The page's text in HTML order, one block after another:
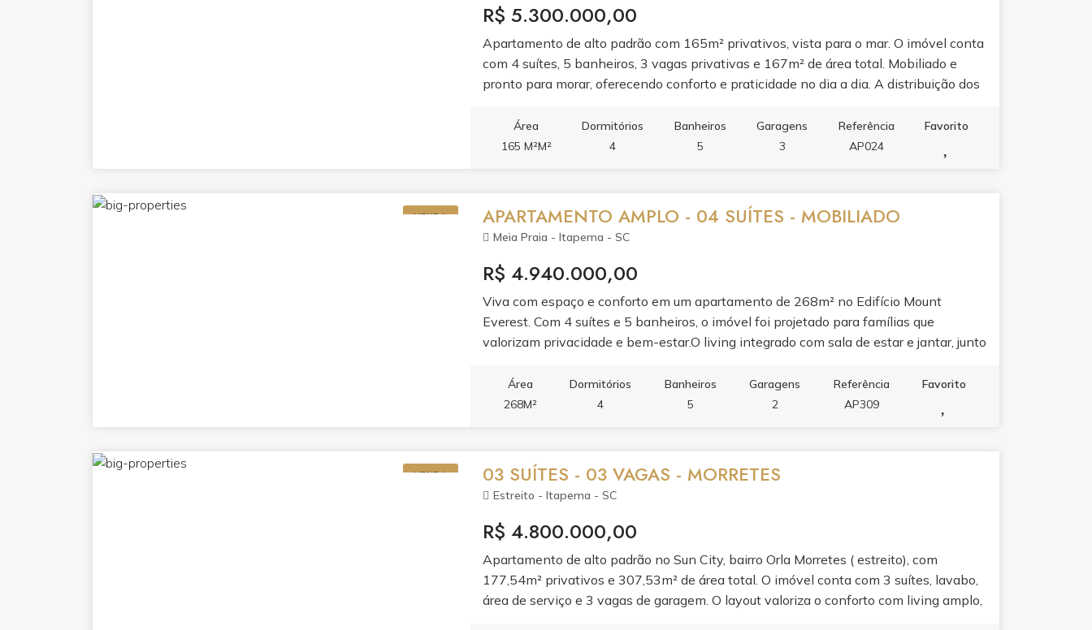
R$ 5.300.000,00
Apartamento de alto padrão com 165m² privativos, vista para o mar. O imóvel conta
com 4 suítes, 5 banheiros, 3 vagas privativas e 167m² de área total. Mobiliado e
pronto para morar, oferecendo conforto e praticidade no dia a dia. A distribuição dos
para quem busca morar com qualidade de vida em frente à praia.
Área
165 M²M²
Dormitórios
4
Banheiros
5
Garagens
3
Referência
AP024
Favorito
VENDA APARTAMENTO AMPLO - 04 SUÍTES - MOBILIADO
Meia Praia - Itapema - SC
R$ 4.940.000,00
Viva com espaço e conforto em um apartamento de 268m² no Edifício Mount
Everest. Com 4 suítes e 5 banheiros, o imóvel foi projetado para famílias que
valorizam privacidade e bem-estar.O living integrado com sala de estar e jantar, junto
cozinha planejada em porcelanato e o apartamento bem mobiliado refletem
acabamento de alto padrão.Aproveite o lazer completo do edifício: piscina adulto e
Área
268M²
Dormitórios
4
Banheiros
5
Garagens
2
Referência
AP309
Favorito
VENDA 03 SUÍTES - 03 VAGAS - MORRETES
Estreito - Itapema - SC
R$ 4.800.000,00
Apartamento de alto padrão no Sun City, bairro Orla Morretes ( estreito), com
177,54m² privativos e 307,53m² de área total. O imóvel conta com 3 suítes, lavabo,
área de serviço e 3 vagas de garagem. O layout valoriza o conforto com living amplo,